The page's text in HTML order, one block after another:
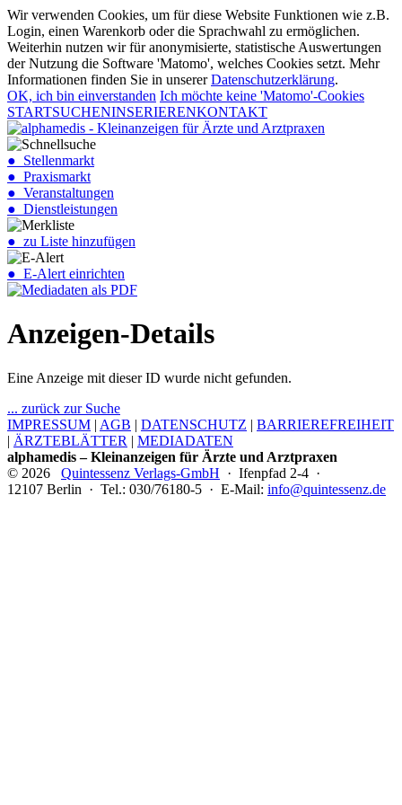
Wir verwenden Cookies, um für diese Website Funktionen wie z.B.
Login, einen Warenkorb oder die Sprachwahl zu ermöglichen.
Weiterhin nutzen wir für anonymisierte, statistische Auswertungen
der Nutzung die Software 'Matomo', welches Cookies setzt. Mehr
Informationen finden Sie in unsererDatenschutzerklärung.
OK, ich bin einverstanden Ich möchte keine 'Matomo'-Cookies
STARTSUCHENINSERIERENKONTAKT
● Stellenmarkt
● Praxismarkt
● Veranstaltungen
● Dienstleistungen
● zu Liste hinzufügen
● E-Alert einrichten
Anzeigen-Details
Eine Anzeige mit dieser ID wurde nicht gefunden.
... zurück zur Suche
IMPRESSUM | AGB | DATENSCHUTZ | BARRIEREFREIHEIT
| ÄRZTEBLÄTTER | MEDIADATEN
alphamedis – Kleinanzeigen für Ärzte und Arztpraxen
© 2026 Quintessenz Verlags-GmbH · Ifenpfad 2-4 ·
12107 Berlin · Tel.: 030/76180-5 · E-Mail: info@quintessenz.de